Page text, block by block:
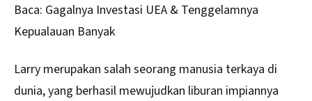
Baca: Gagalnya Investasi UEA & Tenggelamnya
Kepualauan Banyak
Larry merupakan salah seorang manusia terkaya di
dunia, yang berhasil mewujudkan liburan impiannya